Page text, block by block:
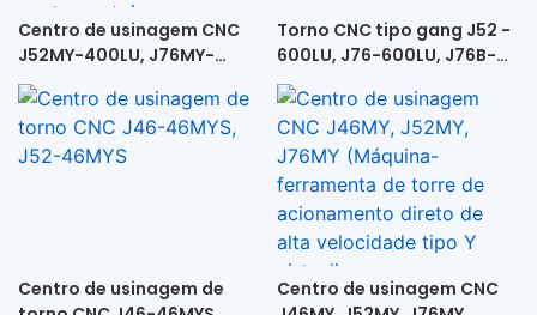
Centro de usinagem CNC
J52MY-400LU, J76MY-
400LU, J46MY-400LU
(Torno-ferramenta de alta
velocidade com
acionamento direto e
Torno CNC tipo gang J52 -
600LU, J76-600LU, J76B-
600LU
Centro de usinagem de
Centro de usinagem CNC